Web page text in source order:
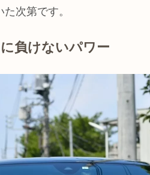
次第です。
負けないパワー